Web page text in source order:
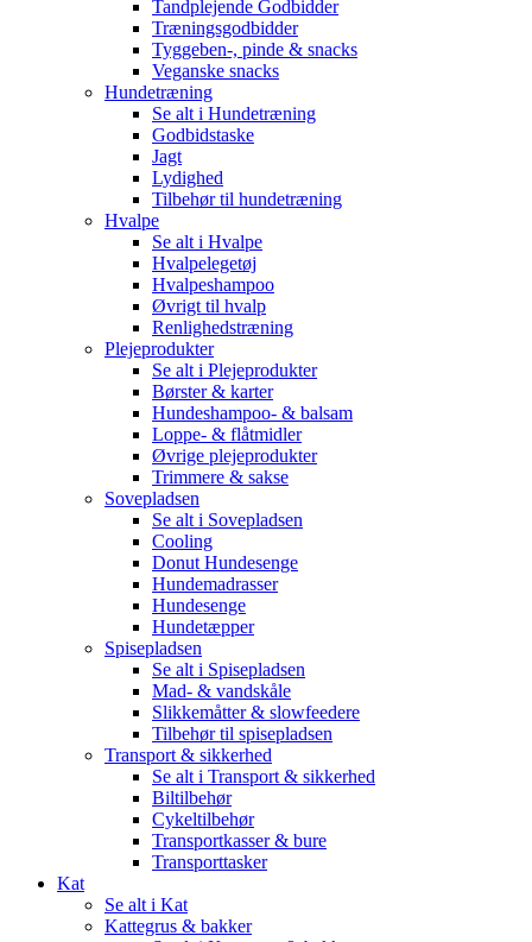
Tandplejende Godbidder
Træningsgodbidder
Tyggeben-, pinde & snacks
Veganske snacks
Hundetræning
Se alt i Hundetræning
Godbidstaske
Jagt
Lydighed
Tilbehør til hundetræning
Hvalpe
Se alt i Hvalpe
Hvalpelegetøj
Hvalpeshampoo
Øvrigt til hvalp
Renlighedstræning
Plejeprodukter
Se alt i Plejeprodukter
Børster & karter
Hundeshampoo- & balsam
Loppe- & flåtmidler
Øvrige plejeprodukter
Trimmere & sakse
Sovepladsen
Se alt i Sovepladsen
Cooling
Donut Hundesenge
Hundemadrasser
Hundesenge
Hundetæpper
Spisepladsen
Se alt i Spisepladsen
Mad- & vandskåle
Slikkemåtter & slowfeedere
Tilbehør til spisepladsen
Transport & sikkerhed
Se alt i Transport & sikkerhed
Biltilbehør
Cykeltilbehør
Transportkasser & bure
Transporttasker
Kat
Se alt i Kat
Kattegrus & bakker